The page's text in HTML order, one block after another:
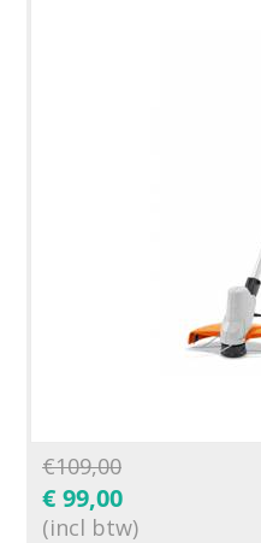
€109,00
€ 99,00
(incl btw)